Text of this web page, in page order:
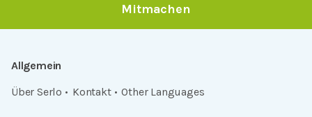
Mitmachen
Allgemein
Über Serlo
Kontakt Other Languages